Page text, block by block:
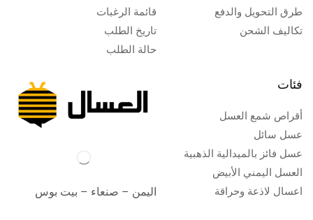
طرق التحويل والدفع
تكاليف الشحن
قائمة الرغبات
تاريخ الطلب
حالة الطلب
فئات
أقراص شمع العسل
عسل سائل
عسل فائز بالميدالية الذهبية
العسل اليمني الأبيض
اعسال لاذعة وحراقة
اليمن – صنعاء – بيت بوس